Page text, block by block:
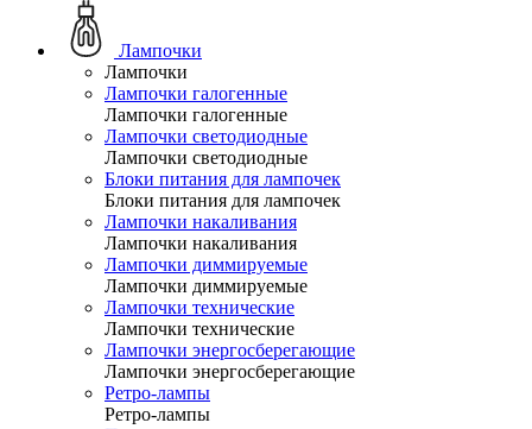
Лампочки
Лампочки
Лампочки галогенные
Лампочки галогенные
Лампочки светодиодные
Лампочки светодиодные
Блоки питания для лампочек
Блоки питания для лампочек
Лампочки накаливания
Лампочки накаливания
Лампочки диммируемые
Лампочки диммируемые
Лампочки технические
Лампочки технические
Лампочки энергосберегающие
Лампочки энергосберегающие
Ретро-лампы
Ретро-лампы